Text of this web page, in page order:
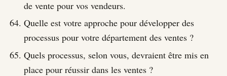
de vente pour vos vendeurs.
Quelle est votre approche pour développer des
processus pour votre département des ventes ?
Quels processus, selon vous, devraient être mis en
place pour réussir dans les ventes ?